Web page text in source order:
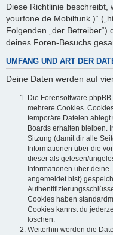
Diese Richtlinie beschreibt,
yourfone.de Mobilfunk )“
Folgenden „der
deines Foren-Besuchs
UMFANG UND ART DER
Deine Daten werden auf
Die Forensoftware
mehrere Cookies.
temporäre Dateien
Boards erhalten bleiben.
Sitzung (damit dir alle
Informationen über die
dieser als gelesen/
Informationen über deine
angemeldet bist)
Cookies haben
Cookies kannst du
löschen.
Weiterhin werden die